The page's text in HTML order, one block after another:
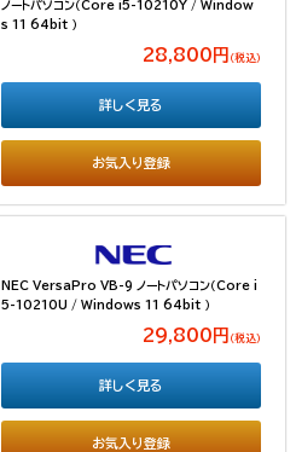
ノートパソコン（Core i5-10210Y / Window
s 11 64bit ）
28,800円 （税込）
お気入り登録
詳しく見る
NEC VersaPro VB-9 ノートパソコン（Core i
5-10210U / Windows 11 64bit ）
29,800円 （税込）
お気入り登録
詳しく見る